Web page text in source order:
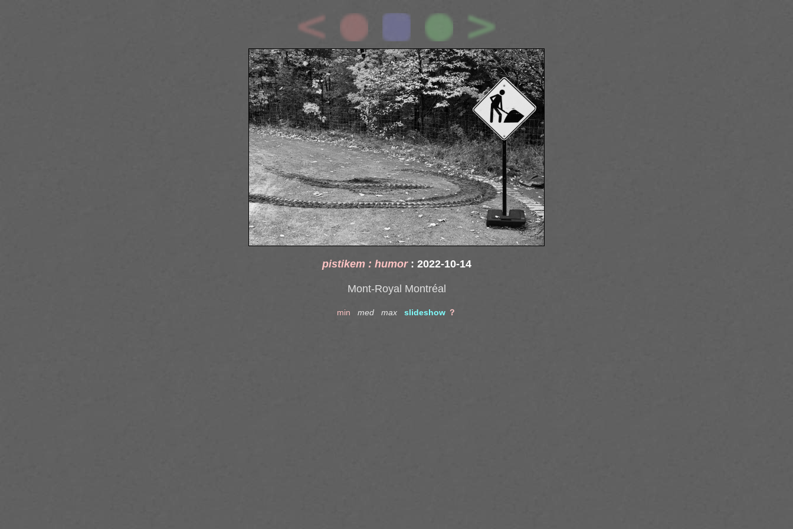
pistikem : humor : 2022-10-14
Mont-Royal Montréal
min med max slideshow ？